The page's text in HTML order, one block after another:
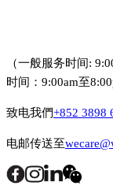
（一般服务时间:
时间：9:00am至
致电我們+852 3898
电邮传送至